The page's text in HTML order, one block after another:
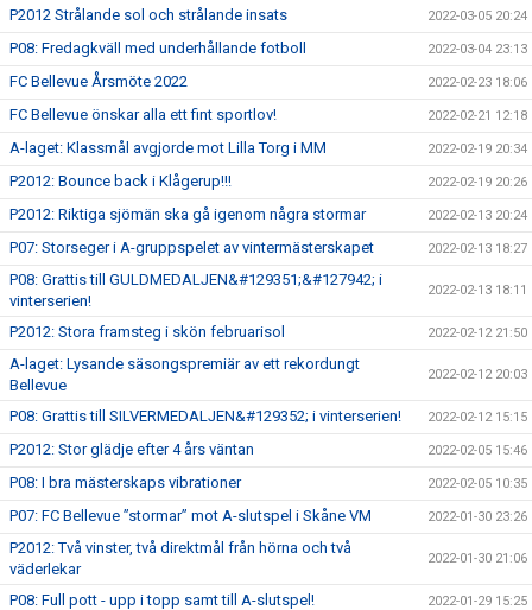
P2012 Strålande sol och strålande insats 2022-03-05 20:24
P08: Fredagkväll med underhållande fotboll 2022-03-04 23:13
FC Bellevue Årsmöte 2022 2022-02-23 18:06
FC Bellevue önskar alla ett fint sportlov! 2022-02-21 12:18
A-laget: Klassmål avgjorde mot Lilla Torg i MM 2022-02-19 20:34
P2012: Bounce back i Klågerup!!! 2022-02-19 20:26
P2012: Riktiga sjömän ska gå igenom några stormar 2022-02-13 20:24
P07: Storseger i A-gruppspelet av vintermästerskapet 2022-02-13 18:27
P08: Grattis till GULDMEDALJEN&#129351;&#127942; i
vinterserien!
2022-02-13 18:11
P2012: Stora framsteg i skön februarisol 2022-02-12 21:50
A-laget: Lysande säsongspremiär av ett rekordungt
Bellevue
2022-02-12 20:03
P08: Grattis till SILVERMEDALJEN&#129352; i vinterserien! 2022-02-12 15:15
P2012: Stor glädje efter 4 års väntan 2022-02-05 15:46
P08: I bra mästerskaps vibrationer 2022-02-05 10:35
P07: FC Bellevue ”stormar” mot A-slutspel i Skåne VM 2022-01-30 23:26
P2012: Två vinster, två direktmål från hörna och två
väderlekar
2022-01-30 21:06
P08: Full pott - upp i topp samt till A-slutspel! 2022-01-29 15:25